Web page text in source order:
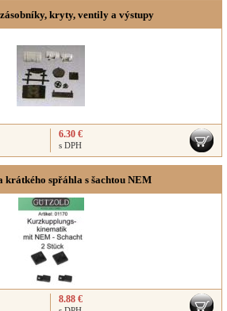
kryty, ventily a výstupy
6.30 €
s DPH
krátkého spřáhla s šachtou NEM
8.88 €